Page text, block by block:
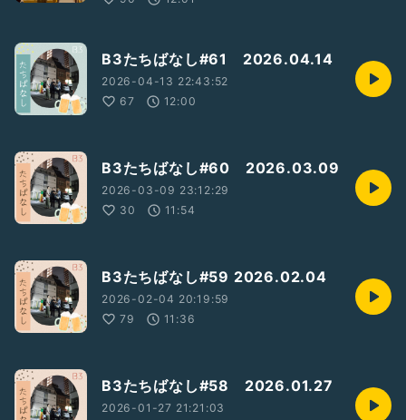
B3たちばなし#61 2026.04.14
2026-04-13 22:43:52
67
12:00
B3たちばなし#60 2026.03.09
2026-03-09 23:12:29
30
11:54
B3たちばなし#59 2026.02.04
2026-02-04 20:19:59
79
11:36
B3たちばなし#58 2026.01.27
2026-01-27 21:21:03